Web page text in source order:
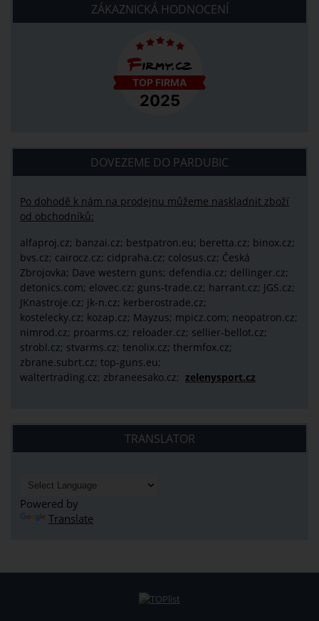
ZÁKAZNICKÁ HODNOCENÍ
DOVEZEME DO PARDUBIC
Po dohodě k nám na prodejnu můžeme naskladnit zboží
od obchodníků:
alfaproj.cz; banzai.cz; bestpatron.eu; beretta.cz; binox.cz;
bvs.cz; cairocz.cz; cidpraha.cz; colosus.cz; Česká
Zbrojovka; Dave western guns; defendia.cz; dellinger.cz;
detonics.com; elovec.cz; guns-trade.cz; harrant.cz; JGS.cz;
JKnastroje.cz; jk-n.cz; kerberostrade.cz;
kostelecky.cz; kozap.cz; Mayzus; mpicz.com; neopatron.cz;
nimrod.cz; proarms.cz; reloader.cz; sellier-bellot.cz;
strobl.cz; stvarms.cz; tenolix.cz; thermfox.cz;
zbrane.subrt.cz; top-guns.eu;
waltertrading.cz; zbraneesako.cz; zelenysport.cz
TRANSLATOR
Powered by
Translate